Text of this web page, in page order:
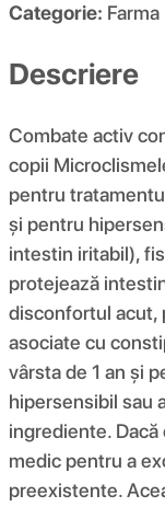
Categorie: Farma
Descriere
Combate activ
copii
pentru
și pentru
intestin iritabil),
protejează
disconfortul acut,
asociate cu
vârsta de 1 an și
hipersensibil sau
ingrediente.
medic pentru a
preexistente.